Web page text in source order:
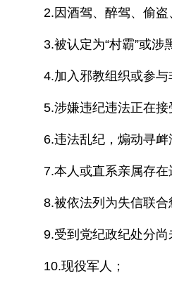
2.因酒驾、醉驾、偷
3.被认定为“村霸”或涉
4.加入邪教组织或参与
5.涉嫌违纪违法正在
6.违法乱纪，煽动寻
7.本人或直系亲属存
8.被依法列为失信联
9.受到党纪政纪处分尚
10.现役军人；